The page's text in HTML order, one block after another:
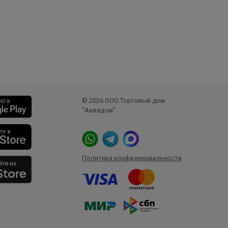
© 2026 ООО Торговый дом
"Аквадом".
.
Политика конфиденциальности